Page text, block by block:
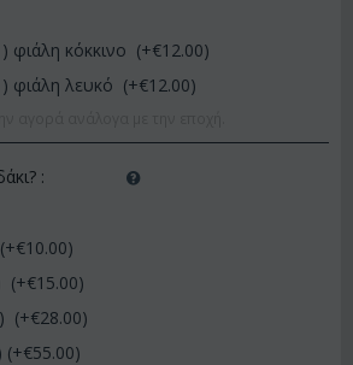
φιάλη κόκκινο (+€12.00)
φιάλη λευκό (+€12.00)
:
10.00)
(+€15.00)
(+€28.00)
(+€55.00)